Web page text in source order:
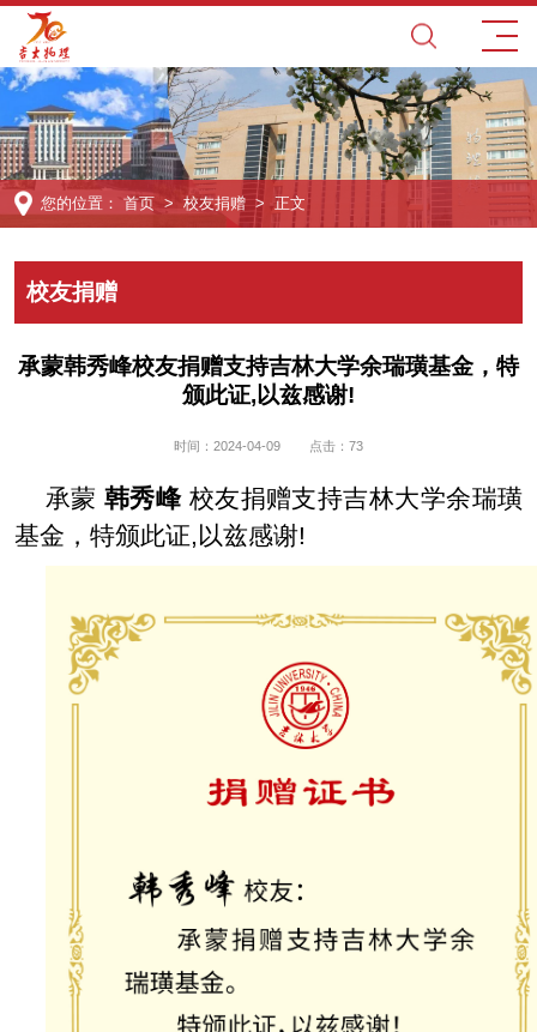
您的位置： 首页 > 校友捐赠 > 正文
校友捐赠
承蒙韩秀峰校友捐赠支持吉林大学余瑞璜基金，特
颁此证,以兹感谢!
时间：2024-04-09 点击： 73
承蒙 韩秀峰 校友捐赠支持吉林大学余瑞璜
基金，特颁此证,以兹感谢!